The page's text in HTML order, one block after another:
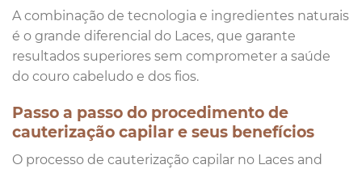
A combinação de tecnologia e ingredientes naturais
é o grande diferencial do Laces, que garante
resultados superiores sem comprometer a saúde
do couro cabeludo e dos fios.
Passo a passo do procedimento de
cauterização capilar e seus benefícios
O processo de cauterização capilar no Laces and